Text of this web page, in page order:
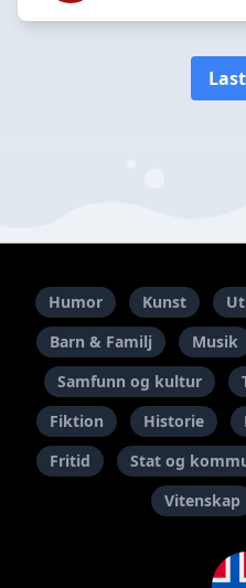
Humor Kunst
Barn & Familj
Musik
Samfunn og kultur
Fiktion
Historie
Fritid
Stat og
Vitenskap